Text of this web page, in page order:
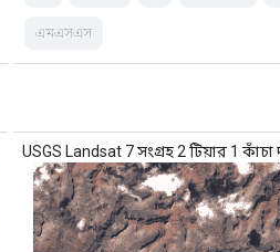
এমএসএস
USGS Landsat 7 সংগ্রহ 2 টিয়ার 1 কাঁচা